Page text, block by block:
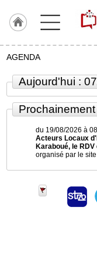
J'adhère
ACCUEIL
Europe
RUBRIQUES
AGENDA
Aujourd'hui :
Prochainement
du 19/08/2026 à
Acteurs Locaux
Karaboué, le
organisé par le site